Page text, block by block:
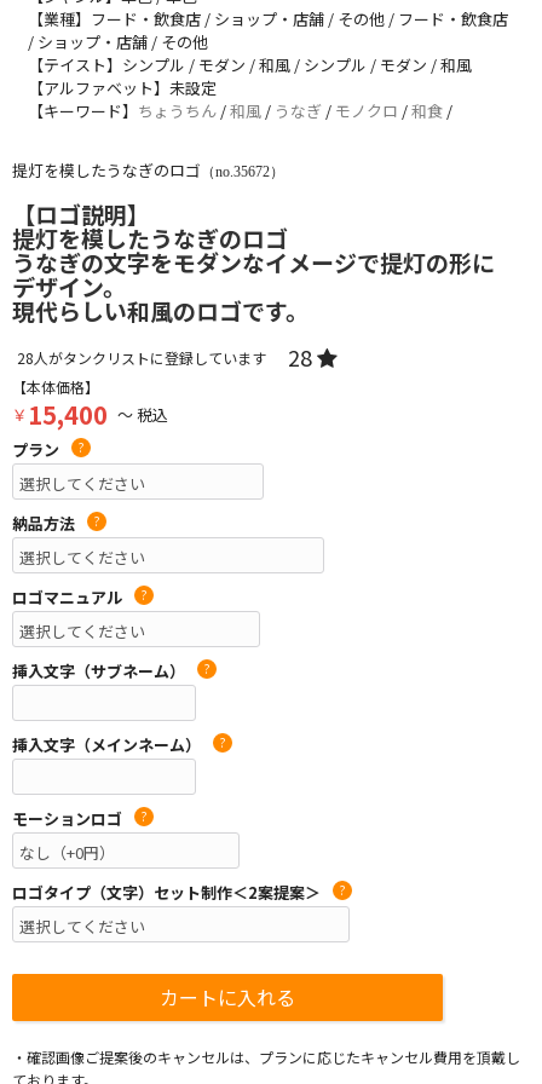
【業種】フード・飲食店 / ショップ・店舗 / その他 / フード・飲食店
/ ショップ・店舗 / その他
【テイスト】シンプル / モダン / 和風 / シンプル / モダン / 和風
【アルファベット】未設定
【キーワード】 ちょうちん /和風 / うなぎ / モノクロ /和食 /
提灯を模したうなぎのロゴ （no.35672）
【ロゴ説明】
提灯を模したうなぎのロゴ
うなぎの文字をモダンなイメージで提灯の形に
デザイン。
現代らしい和風のロゴです。
28人がタンクリストに登録しています 28
【本体価格】
￥ 15,400 ～ 税込
プラン
?
納品方法 ?
ロゴマニュアル ?
挿入文字（サブネーム） ?
挿入文字（メインネーム） ?
モーションロゴ ?
ロゴタイプ（文字）セット制作＜2案提案＞ ?
・確認画像ご提案後のキャンセルは、プランに応じたキャンセル費用を頂戴し
ております。